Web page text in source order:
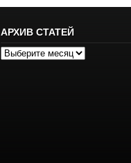
АРХИВ СТАТЕЙ
Архив